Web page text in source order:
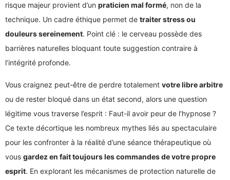
risque majeur provient d’un praticien mal formé, non de la
technique. Un cadre éthique permet de traiter stress ou
douleurs sereinement. Point clé : le cerveau possède des
barrières naturelles bloquant toute suggestion contraire à
l’intégrité profonde.
Vous craignez peut-être de perdre totalement votre libre arbitre
ou de rester bloqué dans un état second, alors une question
légitime vous traverse l’esprit : Faut-il avoir peur de l’hypnose ?
Ce texte décortique les nombreux mythes liés au spectaculaire
pour les confronter à la réalité d’une séance thérapeutique où
vous gardez en fait toujours les commandes de votre propre
esprit. En explorant les mécanismes de protection naturelle de